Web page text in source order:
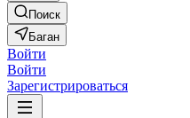
Поиск
Баган
Войти
Войти
Зарегистрироваться